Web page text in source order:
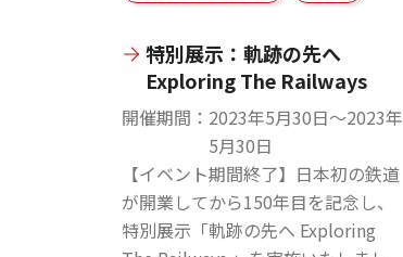
特別展示：軌跡の先へ
Exploring The Railways
開催期間
2023年5月30日〜2023年
5月30日
【イベント期間終了】日本初の鉄道
が開業してから150年目を記念し、
特別展示「軌跡の先へ Exploring